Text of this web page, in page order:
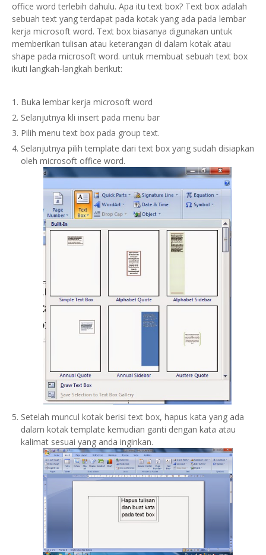
office word terlebih dahulu. Apa itu text box? Text box adalah
sebuah text yang terdapat pada kotak yang ada pada lembar
kerja microsoft word. Text box biasanya digunakan untuk
memberikan tulisan atau keterangan di dalam kotak atau
shape pada microsoft word. untuk membuat sebuah text box
ikuti langkah-langkah berikut:
Buka lembar kerja microsoft word
Selanjutnya kli insert pada menu bar
Pilih menu text box pada group text.
Selanjutnya pilih template dari text box yang sudah disiapkan
oleh microsoft office word.
Setelah muncul kotak berisi text box, hapus kata yang ada
dalam kotak template kemudian ganti dengan kata atau
kalimat sesuai yang anda inginkan.